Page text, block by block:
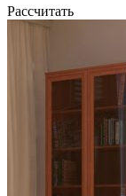
Рассчитать